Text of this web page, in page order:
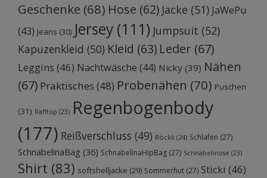
Geschenke (68) Hose (62) Jacke (51) JaWePu
(43) Jeans (30) Jersey (111) Jumpsuit (52)
Kapuzenkleid (50) Kleid (63) Leder (67)
Leggins (46) Nachtwäsche (44) Nicky (39) Nähen
(67) Praktisches (48) Probenähen (70) Puschen
(31) Rafftop (23) Regenbogenbody
(177) Reißverschluss (49) Röckli (24) Schlafen (27)
SchnabelinaBag (36) SchnabelinaHipBag (27) Schnabelinose (23)
Shirt (83) softshelljacke (29) Sommerhut (27) Sticki (46)